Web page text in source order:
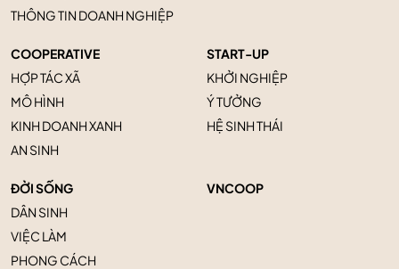
THÔNG TIN DOANH NGHIỆP
COOPERATIVE
HỢP TÁC XÃ
MÔ HÌNH
KINH DOANH XANH
AN SINH
START-UP
KHỞI NGHIỆP
Ý TƯỞNG
HỆ SINH THÁI
ĐỜI SỐNG
DÂN SINH
VIỆC LÀM
PHONG CÁCH
VNCOOP